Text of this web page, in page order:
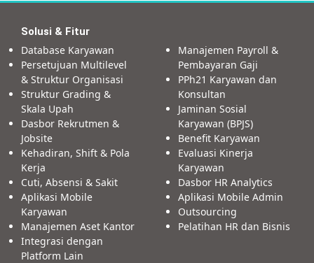
Solusi & Fitur
Database Karyawan
Persetujuan Multilevel
& Struktur Organisasi
Struktur Grading &
Skala Upah
Dasbor Rekrutmen &
Jobsite
Kehadiran, Shift & Pola
Kerja
Cuti, Absensi & Sakit
Aplikasi Mobile
Karyawan
Manajemen Aset Kantor
Integrasi dengan
Platform Lain
Manajemen Payroll &
Pembayaran Gaji
PPh21 Karyawan dan
Konsultan
Jaminan Sosial
Karyawan (BPJS)
Benefit Karyawan
Evaluasi Kinerja
Karyawan
Dasbor HR Analytics
Aplikasi Mobile Admin
Outsourcing
Pelatihan HR dan Bisnis